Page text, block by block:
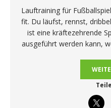
Lauftraining für
fit. Du läufst, rennst,
ist eine kräftezehrende
ausgeführt werden kann,